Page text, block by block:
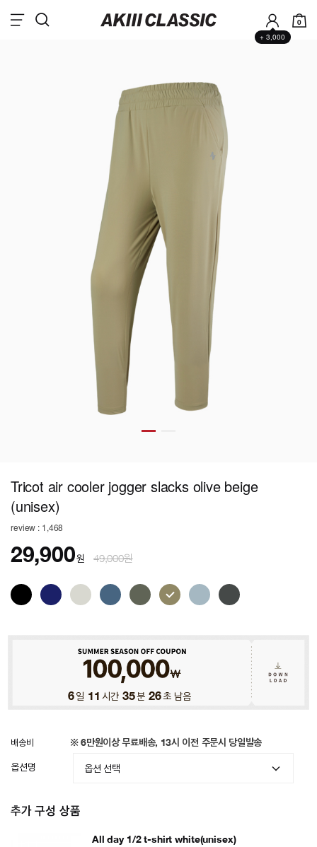
+ 3,000
0
Tricot air cooler jogger slacks olive beige
(unisex)
review : 1,468
29,900원 49,000원
6일 11 시간 35분 23초 남음
배송비 ※ 6만원이상 무료배송, 13시 이전 주문시 당일발송
옵션명
추가 구성 상품
All day 1/2 t-shirt white(unisex)